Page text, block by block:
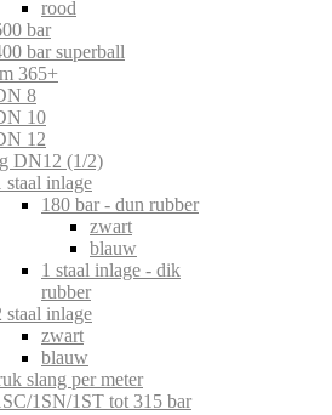
rood
bar
bar superball
365+
8
10
12
DN12 (1/2)
staal inlage
180 bar - dun rubber
zwart
blauw
1 staal inlage - dik
rubber
staal inlage
zwart
blauw
slang per meter
1SN/1ST tot 315 bar